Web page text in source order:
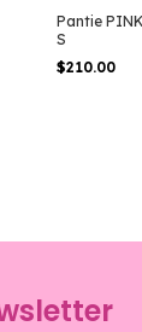
Pantie
S
$210.00